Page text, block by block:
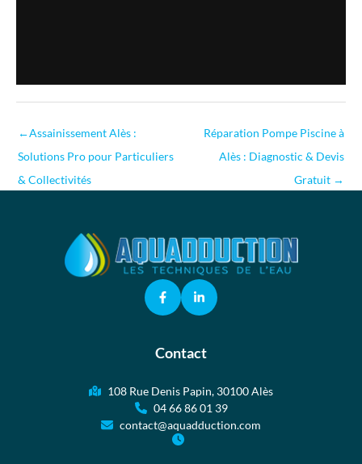
←Assainissement Alès :
Solutions Pro pour Particuliers
& Collectivités
Réparation Pompe Piscine à
Alès : Diagnostic & Devis
Gratuit →
Contact
108 Rue Denis Papin, 30100 Alès
04 66 86 01 39
contact@aquadduction.com